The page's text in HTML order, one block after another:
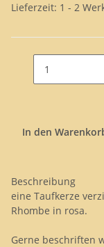
Lieferzeit: 1 - 2
In den
Beschreibung
eine Taufkerze
Rhombe in rosa.
Gerne beschriften